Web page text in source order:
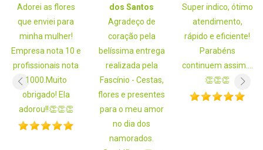
Adorei as flores
que enviei para
minha mulher!
Empresa nota 10 e
profissionais nota
1000.Muito
obrigado! Ela
adorou!!👏👏👏
dos Santos
Agradeço de
coração pela
belíssima entrega
realizada pela
Fascínio - Cestas,
flores e presentes
para o meu amor
no dia dos
namorados.
Super indico, ótimo
atendimento,
rápido e eficiente!
Parabéns
continuem assim....
👏👏👏